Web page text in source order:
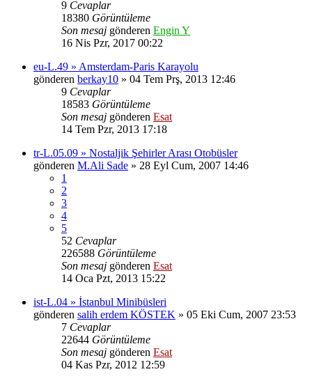
9 Cevaplar
18380 Görüntüleme
Son mesaj gönderen Engin Y
16 Nis Pzr, 2017 00:22
eu-L.49 » Amsterdam-Paris Karayolu
gönderen berkay10 » 04 Tem Prş, 2013 12:46
9 Cevaplar
18583 Görüntüleme
Son mesaj gönderen Esat
14 Tem Pzr, 2013 17:18
tr-L.05.09 » Nostaljik Şehirler Arası Otobüsler
gönderen M.Ali Sade » 28 Eyl Cum, 2007 14:46
1
2
3
4
5
52 Cevaplar
226588 Görüntüleme
Son mesaj gönderen Esat
14 Oca Pzt, 2013 15:22
ist-L.04 » İstanbul Minibüsleri
gönderen salih erdem KÖSTEK » 05 Eki Cum, 2007 23:53
7 Cevaplar
22644 Görüntüleme
Son mesaj gönderen Esat
04 Kas Pzr, 2012 12:59